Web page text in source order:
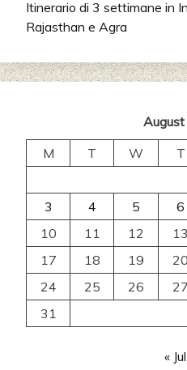
Itinerario di 3 settimane in
Rajasthan e Agra
M
T W T
3
4 5 6
10
11 12 13
17
18 19 20
24
25 26 27
31
« Jul